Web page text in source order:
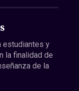
estudiantes y
la finalidad de
de la